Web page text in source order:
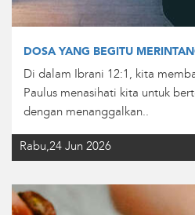
DOSA YANG BEGITU
Di dalam Ibrani 12:1, kita
Paulus menasihati kita untuk
dengan menanggalkan..
Rabu,24 Jun 2026